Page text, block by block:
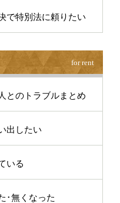
で特別法に頼りたい
for rent
とのトラブルまとめ
出したい
いる
･無くなった